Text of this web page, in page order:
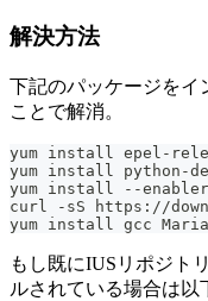
解決方法
下記のパッケージをイ
ことで解消。
yum install epel-
yum install python-
yum install --
curl -sS https://
yum install gcc
もし既にIUSリポジト
ルされている場合は